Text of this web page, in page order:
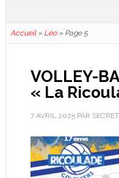
Accueil» Léo» Page 5
VOLLEY-
« La
7 AVRIL 2025PAR